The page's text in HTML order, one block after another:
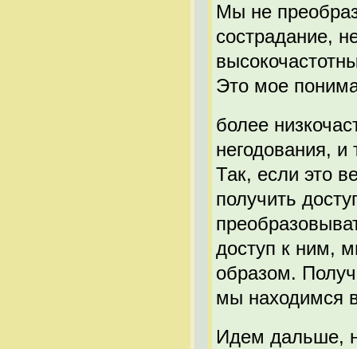
Мы не
сострадание,
Это мое
более
негодования, и
Так, если это
получить
доступ к ним,
образом.
мы находимся
Идем дальше,